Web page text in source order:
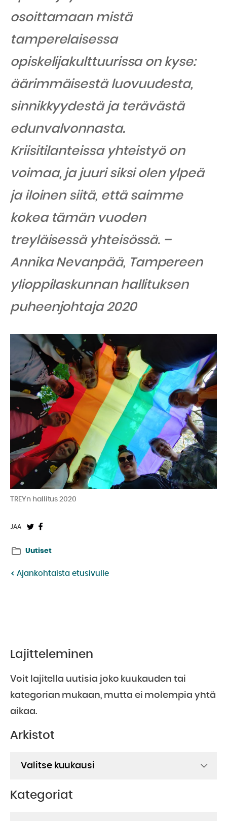
osoittamaan mistä
tamperelaisessa
opiskelijakulttuurissa on kyse:
äärimmäisestä luovuudesta,
sinnikkyydestä ja terävästä
edunvalvonnasta.
Kriisitilanteissa yhteistyö on
voimaa, ja juuri siksi olen ylpeä
ja iloinen siitä, että saimme
kokea tämän vuoden
treyläisessä yhteisössä. –
Annika Nevanpää, Tampereen
ylioppilaskunnan hallituksen
puheenjohtaja 2020
TREYn hallitus 2020
JAA
JaaJaa
Uutiset
Ajankohtaista etusivulle
Lajitteleminen
Voit lajitella uutisia joko kuukauden tai
kategorian mukaan, mutta ei molempia yhtä
aikaa.
Arkistot
Kategoriat